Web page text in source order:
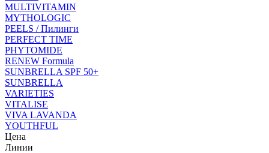
MULTIVITAMIN
MYTHOLOGIC
PEELS / Пилинги
PERFECT TIME
PHYTOMIDE
RENEW Formula
SUNBRELLA SPF 50+
SUNBRELLA
VARIETIES
VITALISE
VIVA LAVANDA
YOUTHFUL
Цена
Линии